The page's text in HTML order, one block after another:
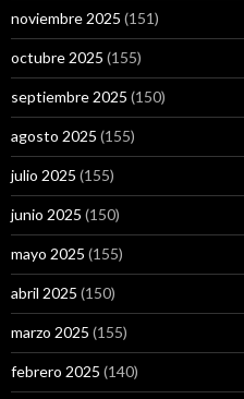
noviembre 2025 (151)
octubre 2025 (155)
septiembre 2025 (150)
agosto 2025 (155)
julio 2025 (155)
junio 2025 (150)
mayo 2025 (155)
abril 2025 (150)
marzo 2025 (155)
febrero 2025 (140)